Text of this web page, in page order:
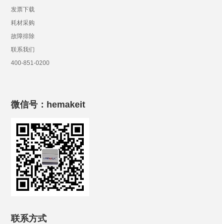
发票下载
耗材采购
故障排除
联系我们
400-851-0200
微信号：hemakeit
联系方式